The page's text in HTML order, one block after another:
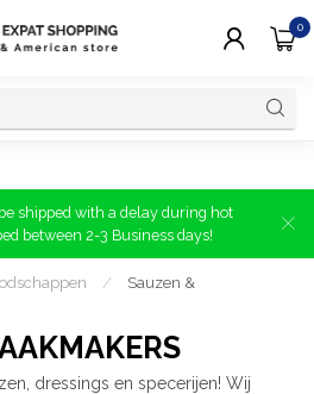
0
shipped with a delay during hot
between 2-3 Business days!
/
Sauzen &
dressings en specerijen! Wij